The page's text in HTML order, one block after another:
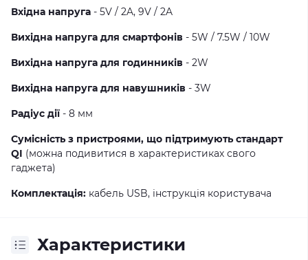
Вхідна напруга - 5V / 2A, 9V / 2A
Вихідна напруга для смартфонів - 5W / 7.5W / 10W
Вихідна напруга для годинників - 2W
Вихідна напруга для навушників - 3W
Радіус дії - 8 мм
Сумісність з пристроями, що підтримують стандарт
QI (можна подивитися в характеристиках свого
гаджета)
Комплектація: кабель USB, інструкція користувача
Характеристики